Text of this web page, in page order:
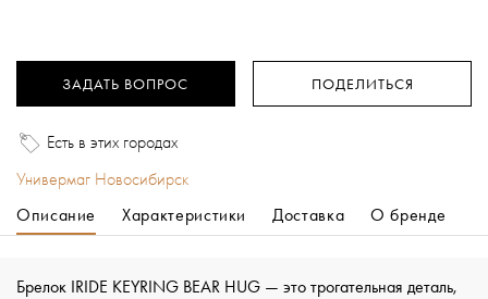
ЗАДАТЬ ВОПРОС ПОДЕЛИТЬСЯ
Есть в этих городах
Универмаг Новосибирск
Описание
Характеристики Доставка О бренде
Брелок IRIDE KEYRING BEAR HUG — это трогательная деталь,